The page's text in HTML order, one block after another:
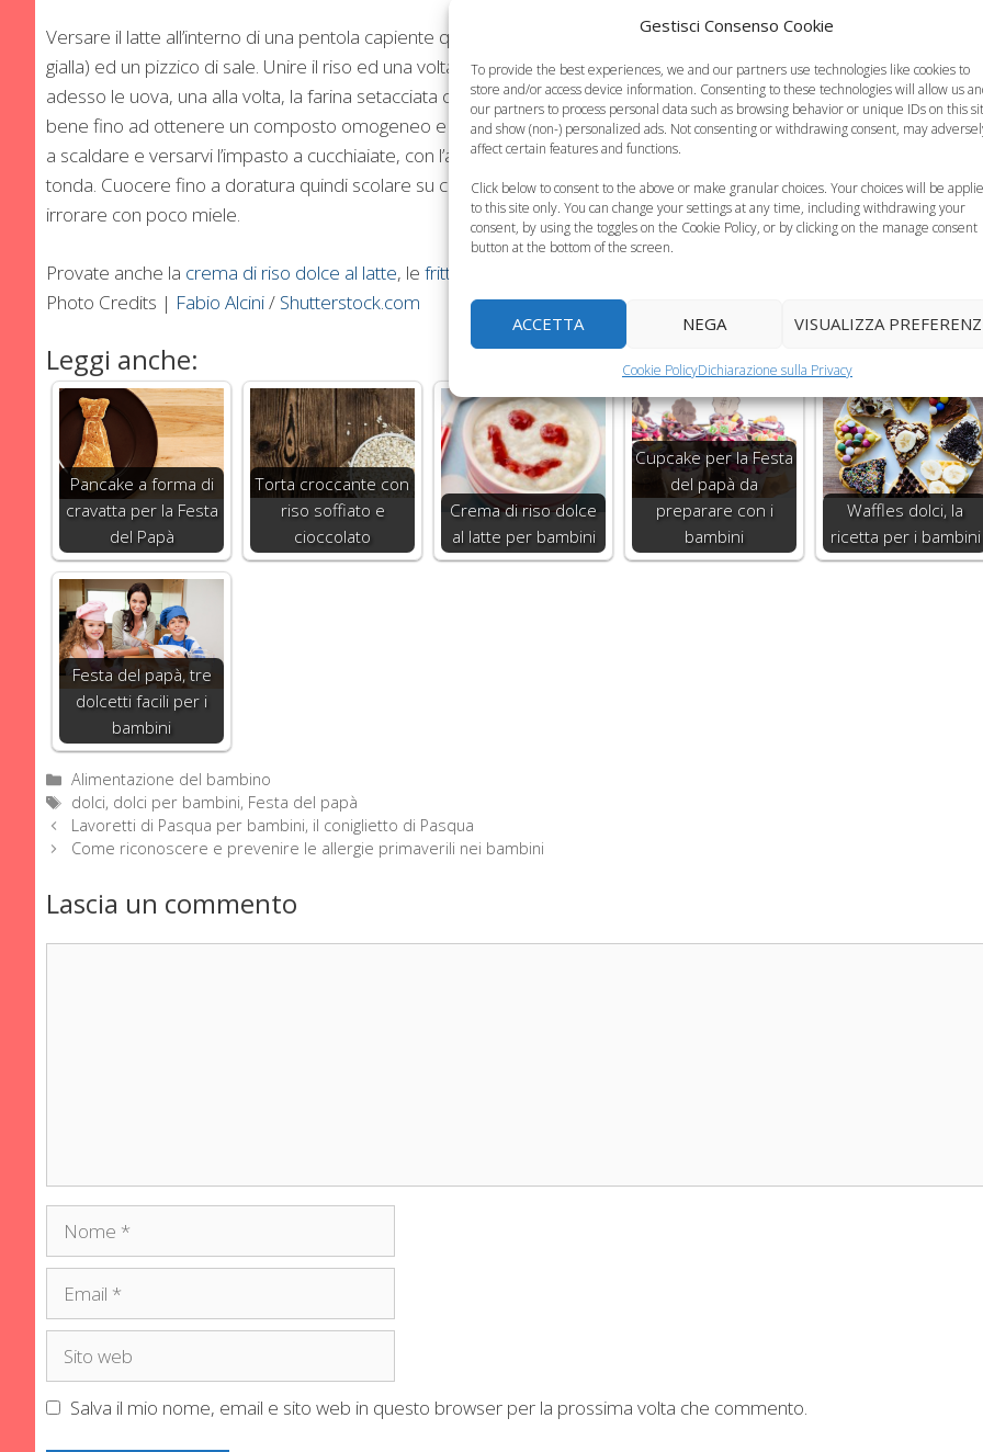
Gestisci Consenso Cookie
To provide the best experiences, we and our partners use technologies like cookies to
store and/or access device information. Consenting to these technologies will allow us
our partners to process personal data such as browsing behavior or unique IDs on this
and show (non-) personalized ads. Not consenting or withdrawing consent, may
affect certain features and functions.
Click below to consent to the above or make granular choices. Your choices will be
to this site only. You can change your settings at any time, including withdrawing your
consent, by using the toggles on the Cookie Policy, or by clicking on the manage consent
button at the bottom of the screen.
ACCETTA NEGA VISUALIZZA
Cookie PolicyDichiarazione sulla Privacy
Versare il latte all’interno di una pentola capiente quindi portare a bollore insieme alla scorza del limone (la sola parte
gialla) ed un pizzico di sale. Unire il riso ed una volta al dente allontanare dalla fiamma e fare raffreddare. Aggiungere
adesso le uova, una alla volta, la farina setacciata con il lievito per dolci, la cannella e/o i semini della vaniglia.
bene fino ad ottenere un composto omogeneo e farlo riposare una decina di minuti. Mettere abbondante olio di
a scaldare e versarvi l’impasto a cucchiaiate, con l’aiuto di due cucchiai cercando di dare una forma il più possibile
tonda. Cuocere fino a doratura quindi scolare su carta assorbente e passare nello zucchero semolato o in
irrorare con poco miele.
Provate anche la crema di riso dolce al latte, le frittelle di mele
Photo Credits | Fabio Alcini/ Shutterstock.com
Leggi anche:
Pancake a forma di
cravatta per la Festa
del Papà
Torta croccante con
riso soffiato e
cioccolato
Crema di riso dolce
al latte per bambini
Cupcake per la Festa
del papà da
preparare con i
bambini
Waffles dolci, la
ricetta per i bambini
Festa del papà, tre
dolcetti facili per i
bambini
Categorie
Alimentazione del bambino
Tag
dolci, dolci per bambini, Festa del papà
Lavoretti di Pasqua per bambini, il coniglietto di Pasqua
Come riconoscere e prevenire le allergie primaverili nei bambini
Lascia un commento
Nome
Email
Sito
Salva il mio nome, email e sito web in questo browser per la prossima volta che commento.